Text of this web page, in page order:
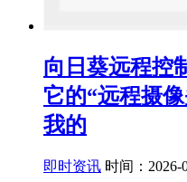
向日葵远程控
它的“远程摄
我的
即时资讯 时间：2026-